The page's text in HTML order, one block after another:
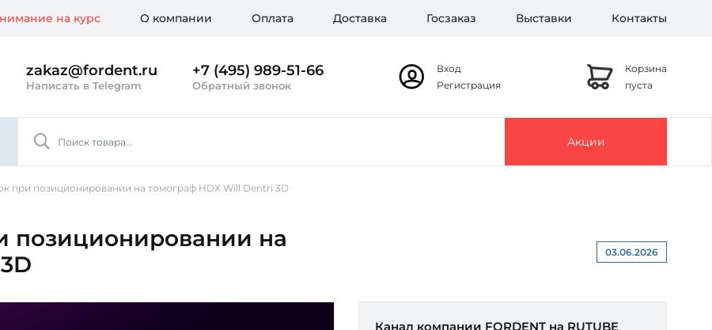
на курс О компании Оплата Доставка Госзаказ Выставки Контакты
zakaz@fordent.ru
Написать в Telegram
+7 (495) 989-51-66
Обратный звонок
Вход
Регистрация
Корзина
пуста
Акции
при позиционировании на томограф HDX Will Dentri 3D
позиционировании на
03.06.2026
Канал компании FORDENT на RUTUBE